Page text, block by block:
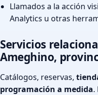
Llamados a la acción
Analytics u otras
Servicios
Ameghino,
Catálogos, reservas,
programación a medida.